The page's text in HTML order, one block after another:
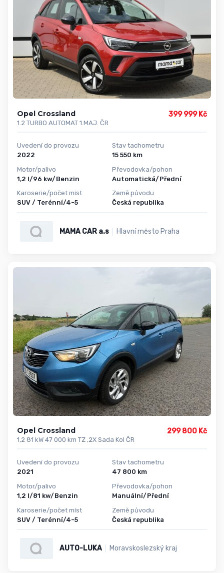
Opel Crossland
1.2 TURBO AUTOMAT 1.MAJ. ČR
399 999 Kč
Uvedení do provozu
2022
Motor/palivo
1,2 l/96 kw/Benzin
Karoserie/počet míst
SUV / Terénní/4-5
Stav tachometru
15 550 km
Převodovka/pohon
Automatická/Přední
Země původu
Česká republika
MAMA CAR a.s Hlavní město Praha
Opel Crossland
1,2 81 kW 47 000 km TZ ,2X Sada Kol ČR
299 800 Kč
Uvedení do provozu
2021
Motor/palivo
1,2 l/81 kw/Benzin
Karoserie/počet míst
SUV / Terénní/4-5
Stav tachometru
47 800 km
Převodovka/pohon
Manuální/Přední
Země původu
Česká republika
AUTO-LUKA Moravskoslezský kraj